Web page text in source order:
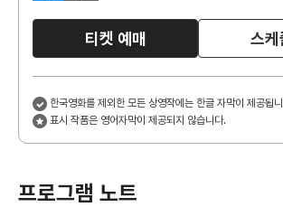
티켓 예매 스케
한국영화를 제외한 모든 상영작에는 한글 자막이 제공됩
표시 작품은 영어자막이 제공되지 않습니다.
프로그램 노트